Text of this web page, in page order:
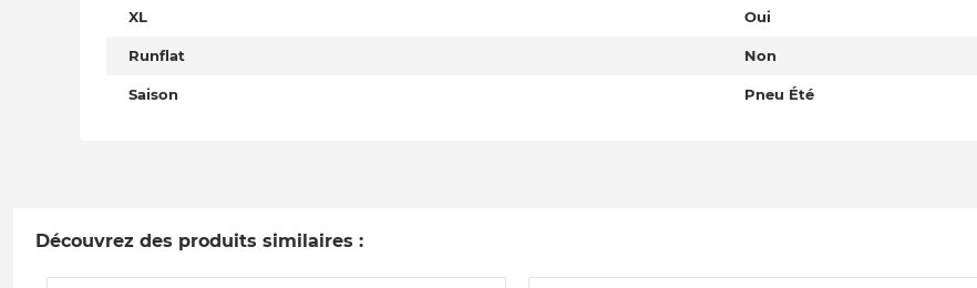
XL Oui
Runflat Non
Saison Pneu Été
Découvrez des produits similaires :